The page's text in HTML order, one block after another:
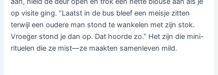
op visite ging. “Laatst in de bus bleef een meisje zitten
terwijl een oudere man stond te wankelen met zijn stok.
Vroeger stond je dan op. Dat hoorde zo.” Het zijn die mini-
rituelen die ze mist—ze maakten samenleven mild.